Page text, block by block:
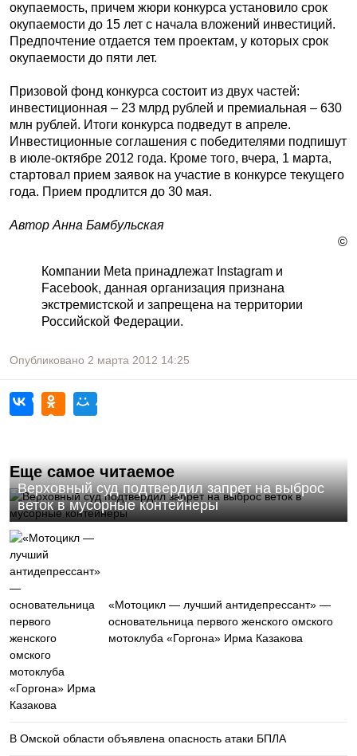
окупаемость, причем жюри конкурса установило срок
окупаемости до 15 лет с начала вложений инвестиций.
Предпочтение отдается тем проектам, у которых срок
окупаемости до пяти лет.
Призовой фонд конкурса состоит из двух частей:
инвестиционная – 23 млрд рублей и премиальная – 630
млн рублей. Итоги конкурса подведут в апреле.
Инвестиционные соглашения с победителями подпишут
в июле-октябре 2012 года. Кроме того, вчера, 1 марта,
стартовал прием заявок на участие в конкурсе текущего
года. Прием продлится до 30 мая.
Автор Анна Бамбульская
©
Компании Meta принадлежат Instagram и
Facebook, данная организация признана
экстремистской и запрещена на территории
Российской Федерации.
Опубликовано 2 марта 2012 14:25
Еще самое читаемое
Верховный суд подтвердил запрет на выброс
веток в мусорные контейнеры
«Мотоцикл — лучший антидепрессант» —
основательница первого женского омского
мотоклуба «Горгона» Ирма Казакова
В Омской области объявлена опасность атаки БПЛА